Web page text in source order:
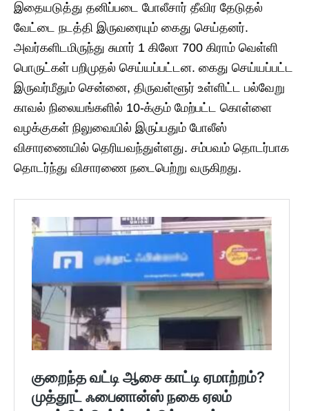
இதையடுத்து தனிப்படை போலீசார் தீவிர தேடுதல்
வேட்டை நடத்தி இருவரையும் கைது செய்தனர்.
அவர்களிடமிருந்து சுமார் 1 கிலோ 700 கிராம் வெள்ளி
பொருட்கள் பறிமுதல் செய்யப்பட்டன. கைது செய்யப்பட்ட
இருவர்மீதும் சென்னை, திருவள்ளூர் உள்ளிட்ட பல்வேறு
காவல் நிலையங்களில் 10-க்கும் மேற்பட்ட கொள்ளை
வழக்குகள் நிலுவையில் இருப்பதும் போலீஸ்
விசாரணையில் தெரியவந்துள்ளது. சம்பவம் தொடர்பாக
தொடர்ந்து விசாரணை நடைபெற்று வருகிறது.